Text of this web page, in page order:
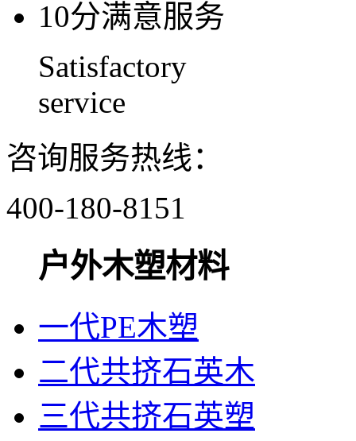
10分满意服务
Satisfactory
service
咨询服务热线：
400-180-8151
户外木塑材料
一代PE木塑
二代共挤石英木
三代共挤石英塑